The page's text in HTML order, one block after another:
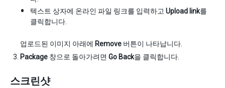
텍스트 상자에 온라인 파일 링크를 입력하고 Upload link를
클릭합니다.
업로드된 이미지 아래에 Remove 버튼이 나타납니다.
Package 창으로 돌아가려면 Go Back을 클릭합니다.
스크린샷